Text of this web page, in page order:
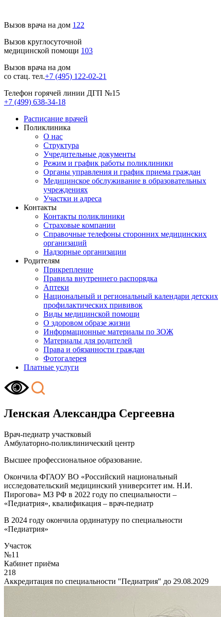
Вызов врача на дом 122
Вызов круглосуточной
медицинской помощи 103
Вызов врача на дом
со стац. тел.+7 (495) 122-02-21
Телефон горячей линии ДГП №15
+7 (499) 638-34-18
Расписание врачей
Поликлиника
О нас
Структура
Учредительные документы
Режим и график работы поликлиники
Органы управления и график приема граждан
Медицинское обслуживание в образовательных
учреждениях
Участки и адреса
Контакты
Контакты поликлиники
Страховые компании
Справочные телефоны сторонних медицинских
организаций
Надзорные организации
Родителям
Прикрепление
Правила внутреннего распорядка
Аптеки
Национальный и региональный календари детских
профилактических прививок
Виды медицинской помощи
О здоровом образе жизни
Информационные материалы по ЗОЖ
Материалы для родителей
Права и обязанности граждан
Фотогалерея
Платные услуги
Ленская Александра Сергеевна
Врач-педиатр участковый
Амбулаторно-поликлинический центр
Высшее профессиональное образование.
Окончила ФГАОУ ВО «Российский национальный
исследовательский медицинский университет им. Н.И.
Пирогова» МЗ РФ в 2022 году по специальности –
«Педиатрия», квалификация – врач-педиатр
В 2024 году окончила ординатуру по специальности
«Педиатрия»
Участок
№11
Кабинет приёма
218
Аккредитация по специальности "Педиатрия" до 29.08.2029